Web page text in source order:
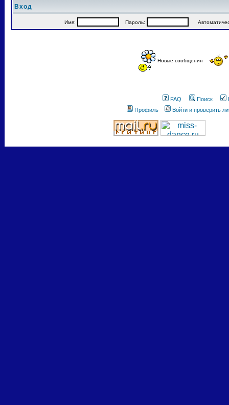
Вход
Имя: Пароль:
Новые сообщения
FAQ Поиск
Профиль
Войти и проверить